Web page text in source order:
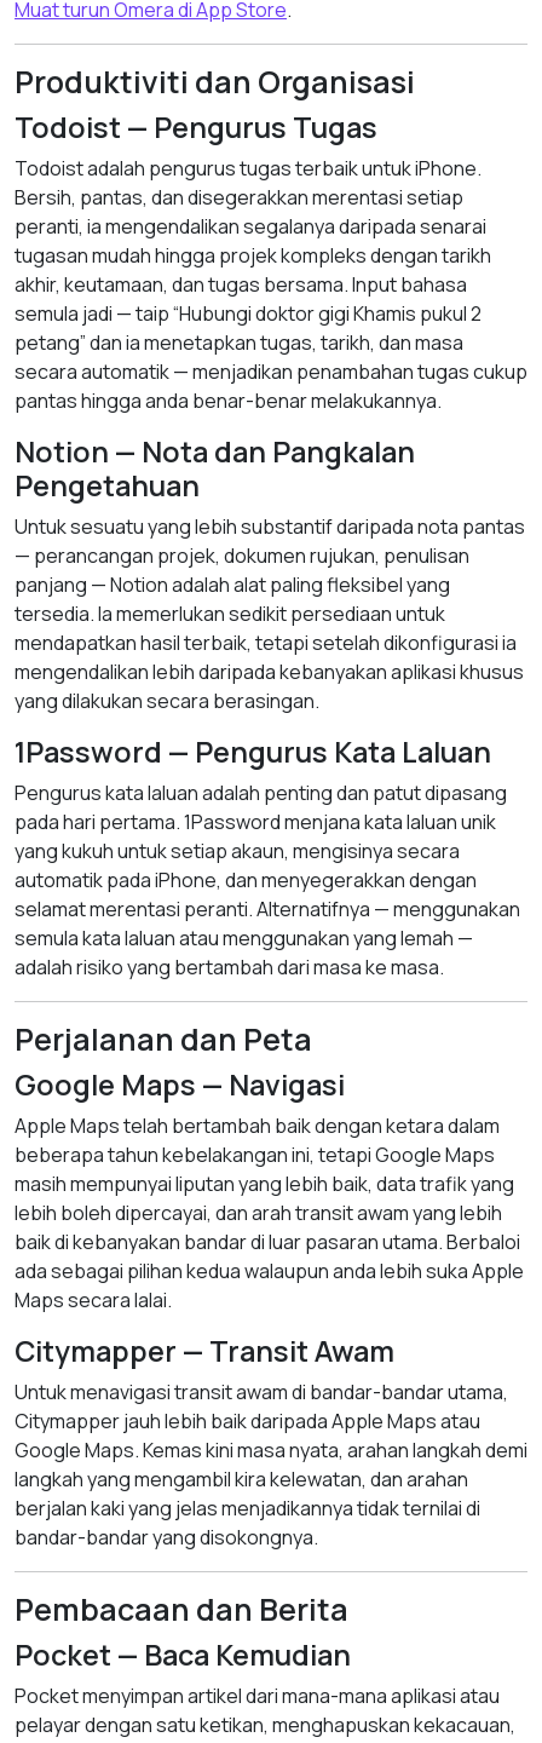
Muat turun Omera di App Store.
Produktiviti dan Organisasi
Todoist — Pengurus Tugas
Todoist adalah pengurus tugas terbaik untuk iPhone.
Bersih, pantas, dan disegerakkan merentasi setiap
peranti, ia mengendalikan segalanya daripada senarai
tugasan mudah hingga projek kompleks dengan tarikh
akhir, keutamaan, dan tugas bersama. Input bahasa
semula jadi — taip “Hubungi doktor gigi Khamis pukul 2
petang” dan ia menetapkan tugas, tarikh, dan masa
secara automatik — menjadikan penambahan tugas cukup
pantas hingga anda benar-benar melakukannya.
Notion — Nota dan Pangkalan
Pengetahuan
Untuk sesuatu yang lebih substantif daripada nota pantas
— perancangan projek, dokumen rujukan, penulisan
panjang — Notion adalah alat paling fleksibel yang
tersedia. Ia memerlukan sedikit persediaan untuk
mendapatkan hasil terbaik, tetapi setelah dikonfigurasi ia
mengendalikan lebih daripada kebanyakan aplikasi khusus
yang dilakukan secara berasingan.
1Password — Pengurus Kata Laluan
Pengurus kata laluan adalah penting dan patut dipasang
pada hari pertama. 1Password menjana kata laluan unik
yang kukuh untuk setiap akaun, mengisinya secara
automatik pada iPhone, dan menyegerakkan dengan
selamat merentasi peranti. Alternatifnya — menggunakan
semula kata laluan atau menggunakan yang lemah —
adalah risiko yang bertambah dari masa ke masa.
Perjalanan dan Peta
Google Maps — Navigasi
Apple Maps telah bertambah baik dengan ketara dalam
beberapa tahun kebelakangan ini, tetapi Google Maps
masih mempunyai liputan yang lebih baik, data trafik yang
lebih boleh dipercayai, dan arah transit awam yang lebih
baik di kebanyakan bandar di luar pasaran utama. Berbaloi
ada sebagai pilihan kedua walaupun anda lebih suka Apple
Maps secara lalai.
Citymapper — Transit Awam
Untuk menavigasi transit awam di bandar-bandar utama,
Citymapper jauh lebih baik daripada Apple Maps atau
Google Maps. Kemas kini masa nyata, arahan langkah demi
langkah yang mengambil kira kelewatan, dan arahan
berjalan kaki yang jelas menjadikannya tidak ternilai di
bandar-bandar yang disokongnya.
Pembacaan dan Berita
Pocket — Baca Kemudian
Pocket menyimpan artikel dari mana-mana aplikasi atau
pelayar dengan satu ketikan, menghapuskan kekacauan,